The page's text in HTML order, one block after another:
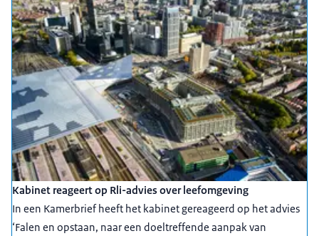
Kabinet reageert op Rli-advies over leefomgeving
In een Kamerbrief heeft het kabinet gereageerd op het advies
‘Falen en opstaan, naar een doeltreffende aanpak van